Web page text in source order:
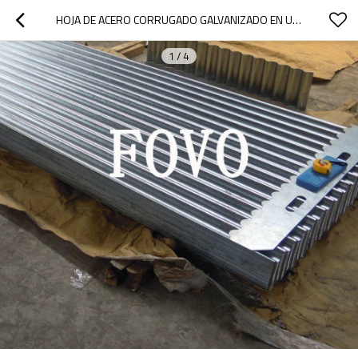
HOJA DE ACERO CORRUGADO GALVANIZADO EN UN ESPESOR DE 1.0MM/1.5MM/2.0 MM
1 / 4